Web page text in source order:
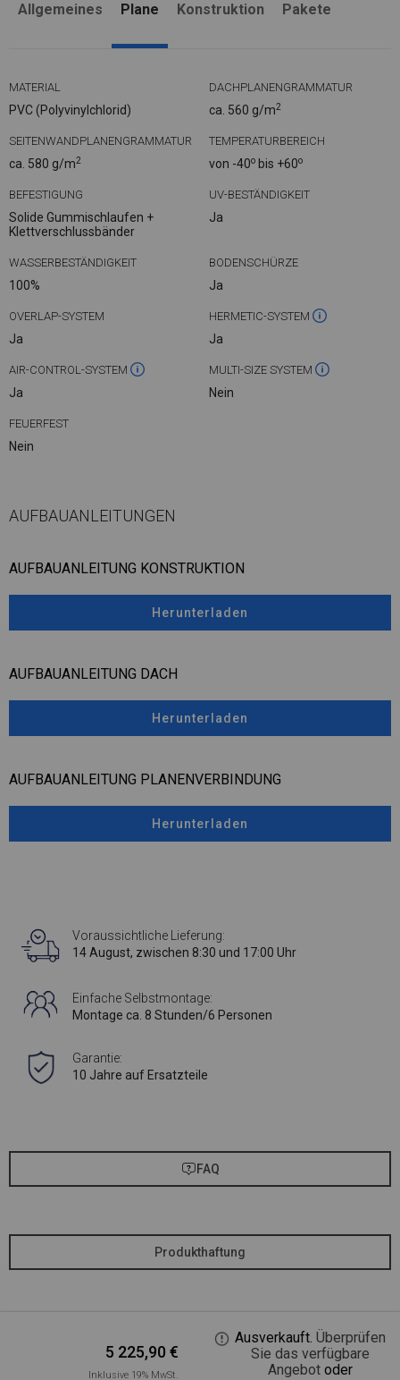
Allgemeines Plane Konstruktion Pakete
MATERIAL
PVC (Polyvinylchlorid)
DACHPLANENGRAMMATUR
ca. 560 g/m2
SEITENWANDPLANENGRAMMATUR
ca. 580 g/m2
TEMPERATURBEREICH
von -40o bis +60o
BEFESTIGUNG
Solide Gummischlaufen +
Klettverschlussbänder
UV-BESTÄNDIGKEIT
Ja
WASSERBESTÄNDIGKEIT
100%
BODENSCHÜRZE
Ja
OVERLAP-SYSTEM
Ja
HERMETIC-SYSTEM
Ja
AIR-CONTROL-SYSTEM
Ja
MULTI-SIZE SYSTEM
Nein
FEUERFEST
Nein
AUFBAUANLEITUNGEN
AUFBAUANLEITUNG KONSTRUKTION
Herunterladen
AUFBAUANLEITUNG DACH
Herunterladen
AUFBAUANLEITUNG PLANENVERBINDUNG
Herunterladen
Voraussichtliche Lieferung:
14 August, zwischen 8:30 und 17:00 Uhr
Einfache Selbstmontage:
Montage ca. 8 Stunden/6 Personen
Garantie:
10 Jahre auf Ersatzteile
FAQ
Produkthaftung
5 225,90€
Inklusive 19% MwSt.
Ausverkauft. Überprüfen
Sie das verfügbare
Angebotoder